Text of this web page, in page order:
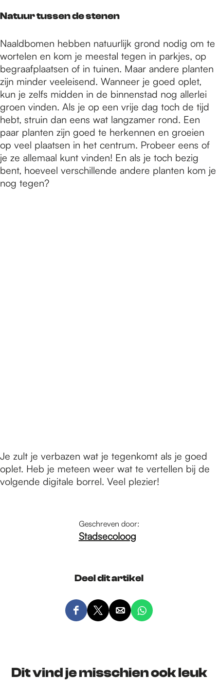
Natuur tussen de stenen
Naaldbomen hebben natuurlijk grond nodig om te
wortelen en kom je meestal tegen in parkjes, op
begraafplaatsen of in tuinen. Maar andere planten
zijn minder veeleisend. Wanneer je goed oplet,
kun je zelfs midden in de binnenstad nog allerlei
groen vinden. Als je op een vrije dag toch de tijd
hebt, struin dan eens wat langzamer rond. Een
paar planten zijn goed te herkennen en groeien
op veel plaatsen in het centrum. Probeer eens of
je ze allemaal kunt vinden! En als je toch bezig
bent, hoeveel verschillende andere planten kom je
nog tegen?
Je zult je verbazen wat je tegenkomt als je goed
oplet. Heb je meteen weer wat te vertellen bij de
volgende digitale borrel. Veel plezier!
Dit vind je misschien ook leuk
Geschreven door:
Stadsecoloog
Deel dit artikel
D
d
e
D
d
e
D
d
e
D
d
e